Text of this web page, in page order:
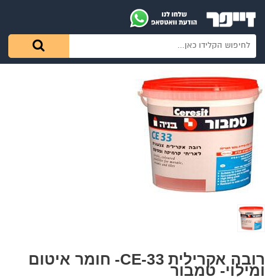
רובה אקרילית CE-33- חומר איטום
ומילוי- טמבור